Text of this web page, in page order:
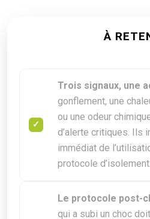
À
Trois signaux, une
gonflement, une
ou une odeur
d’alerte critiques. Ils
immédiat de
protocole d’isolement.
Le protocole post-
qui a subi un choc